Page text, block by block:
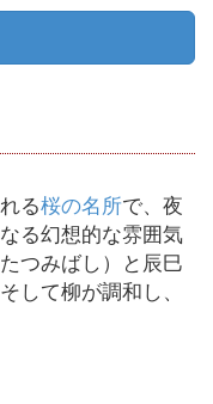
る桜の名所で、夜
る幻想的な雰囲気
つみばし）と辰巳
して柳が調和し、